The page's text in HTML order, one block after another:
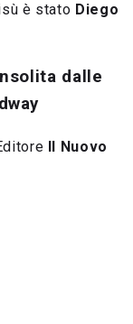
è stato Diego
dalle
Il Nuovo